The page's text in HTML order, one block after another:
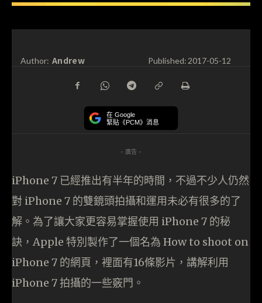
Author: Andrew Published:2017-05-12
在 Google
緊貼《PCM》消息
- 廣告 -
iPhone 7 已經推出有半年的時間，不過不少人仍然
對 iPhone 7 的雙鏡頭拍攝和運用未必有很多的了
解。為了讓大家更容易掌握使用 iPhone 7 的秘
訣，Apple 特別製作了一個名為 How to shoot on
iPhone 7 的網頁，裡面有16條影片，講解利用
iPhone 7 拍攝的一些竅門。